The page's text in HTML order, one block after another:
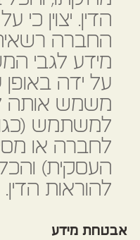
הדין. יצוין
החברה
מידע לגבי
על ידה באופן
משמש אותה
למשתמש
לחברה או
העסקית)
להוראות הדין.
אבטחת מידע